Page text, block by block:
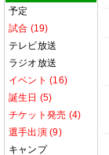
予定
試合 (19)
テレビ放送
ラジオ放送
イベント (16)
誕生日 (5)
チケット発売 (4)
選手出演 (9)
キャンプ